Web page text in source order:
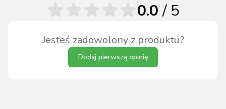
Jesteś zadowolony z produktu?
Dodaj pierwszą opinię
0.0/ 5